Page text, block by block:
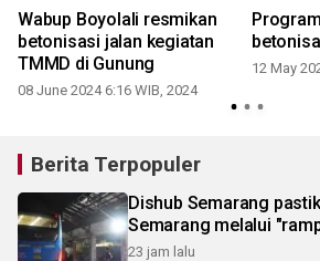
Wabup Boyolali resmikan
betonisasi jalan kegiatan
TMMD di Gunung
08 June 2024 6:16 WIB, 2024
12 May
Berita Terpopuler
Dishub Semarang
Semarang melalui
23 jam lalu